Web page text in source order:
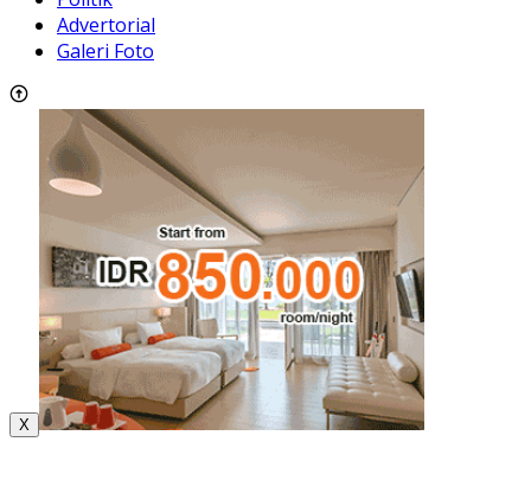
Advertorial
Galeri Foto
X